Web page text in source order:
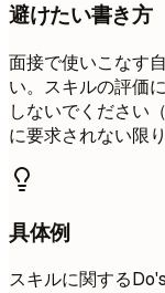
避けたい書き方
面接で使いこなす
い。スキルの評価
しないでください
に要求されない限
具体例
スキルに関する